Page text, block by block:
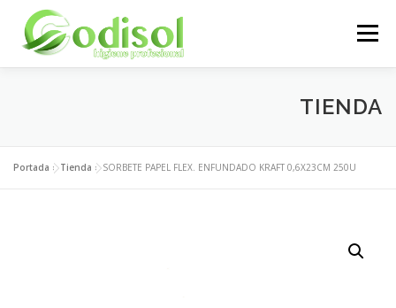
contenido
Menú
ÁREA CLIENTES CONTACTO
TIENDA
Portada »Tienda »SORBETE PAPEL FLEX. ENFUNDADO KRAFT 0,6X23CM 250U